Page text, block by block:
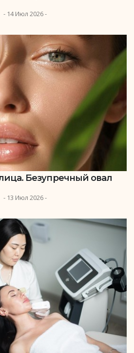
- 14 Июл 2026 -
Безупречный овал
- 13 Июл 2026 -